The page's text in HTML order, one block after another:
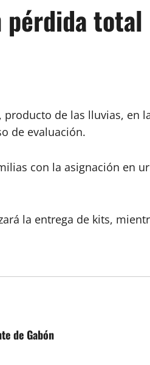
total
de las lluvias,
de evaluación.
con la asignación en
la entrega de kits,
de Gabón